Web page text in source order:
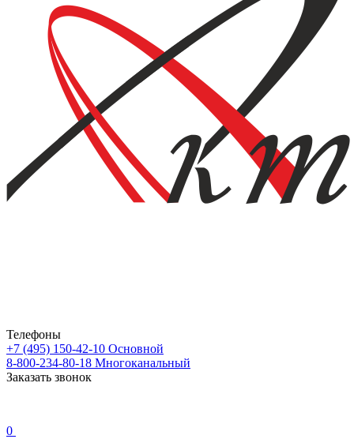
Телефоны
+7 (495) 150-42-10 Основной
8-800-234-80-18 Многоканальный
Заказать звонок
0